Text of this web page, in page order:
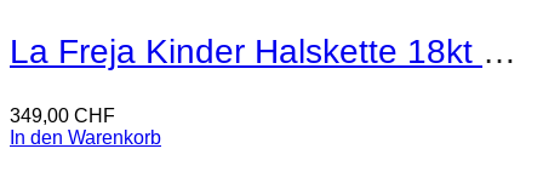
La Freja Kinder Halskette 18kt Gold
349,00 CHF
In den Warenkorb